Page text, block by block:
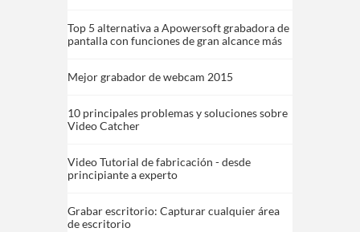
Top 5 alternativa a Apowersoft grabadora de
pantalla con funciones de gran alcance más
Mejor grabador de webcam 2015
10 principales problemas y soluciones sobre
Video Catcher
Video Tutorial de fabricación - desde
principiante a experto
Grabar escritorio: Capturar cualquier área
de escritorio